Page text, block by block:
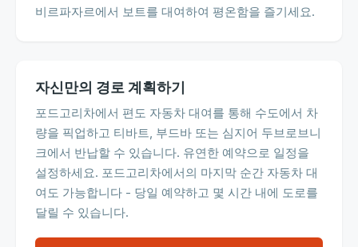
비르파자르에서 보트를 대여하여 평온함을 즐기세요.
자신만의 경로 계획하기
포드고리차에서 편도 자동차 대여를 통해 수도에서 차
량을 픽업하고 티바트, 부드바 또는 심지어 두브로브니
크에서 반납할 수 있습니다. 유연한 예약으로 일정을
설정하세요. 포드고리차에서의 마지막 순간 자동차 대
여도 가능합니다 - 당일 예약하고 몇 시간 내에 도로를
달릴 수 있습니다.